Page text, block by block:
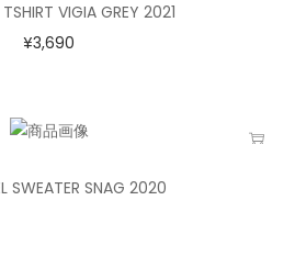
TSHIRT VIGIA GREY 2021
¥3,690
SWEATER SNAG 2020